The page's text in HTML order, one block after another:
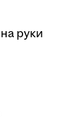
на руки